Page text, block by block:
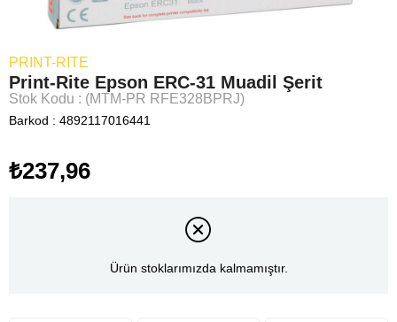
PRINT-RITE
Print-Rite Epson ERC-31 Muadil Şerit
Stok Kodu (MTM-PR RFE328BPRJ)
Barkod : 4892117016441
₺237,96
Ürün stoklarımızda kalmamıştır.